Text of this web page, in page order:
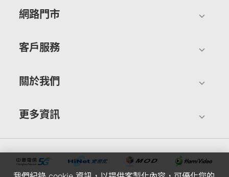
網路門市
客戶服務
關於我們
更多資訊